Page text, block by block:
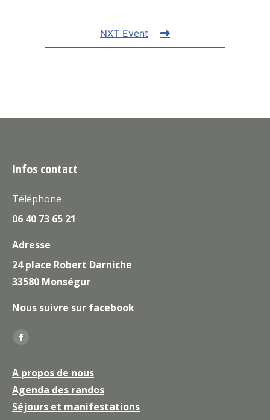
NXT Event
Infos contact
Téléphone
06 40 73 65 21
Adresse
24 place Robert Darniche
33580 Monségur
Nous suivre sur facebook
Trouvez nous sur :
La
Facebook
s'ouvre
dans
A propos de nous
Agenda des randos
Séjours et manifestations